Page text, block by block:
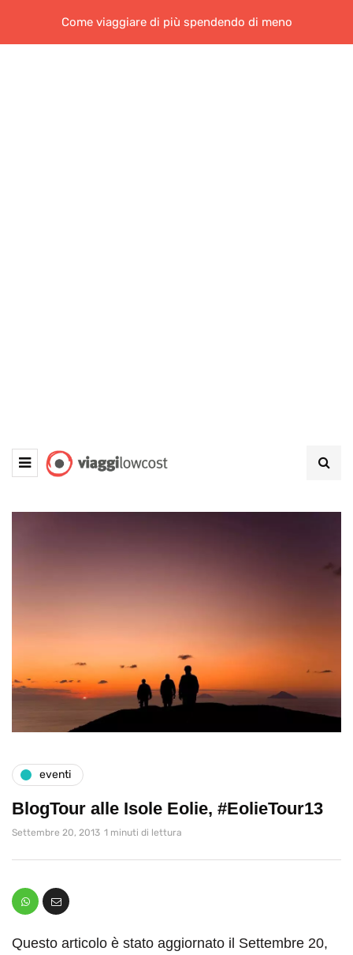
Come viaggiare di più spendendo di meno
eventi
BlogTour alle Isole Eolie, #EolieTour13
Settembre 20, 2013 1 minuti di lettura
Questo articolo è stato aggiornato il Settembre 20,